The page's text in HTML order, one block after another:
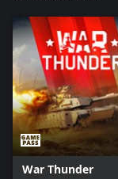
War Thunder